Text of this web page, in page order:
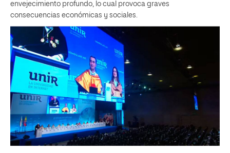
envejecimiento profundo, lo cual provoca graves
consecuencias económicas y sociales.